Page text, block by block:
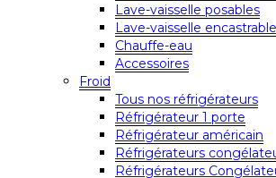
Lave-vaisselle posables
Lave-vaisselle
Chauffe-eau
Accessoires
Froid
Tous nos réfrigérateurs
Réfrigérateur 1 porte
Réfrigérateur américain
Réfrigérateurs
Réfrigérateurs